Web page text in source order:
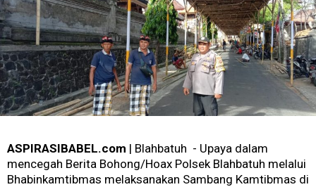
ASPIRASIBABEL.com | Blahbatuh - Upaya dalam
mencegah Berita Bohong/Hoax Polsek Blahbatuh melalui
Bhabinkamtibmas melaksanakan Sambang Kamtibmas di